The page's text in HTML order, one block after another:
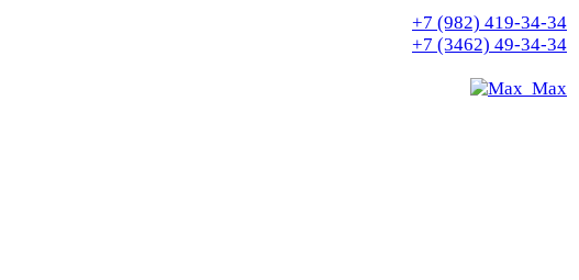
+7 (982) 419-34-34
+7 (3462) 49-34-34
Max